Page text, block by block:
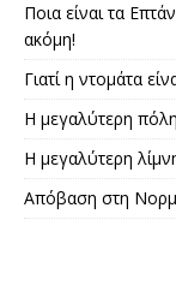
Ποια είναι τα
ακόμη!
Γιατί η ντομάτα
Η μεγαλύτερη
Η μεγαλύτερη
Απόβαση στη